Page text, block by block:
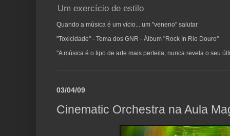
Um exercício de estilo
Quando a música é um vício... um "veneno" salutar
"Toxicidade" - Tema dos GNR - Álbum "Rock In Rio Douro"
"A música é o tipo de arte mais perfeita; nunca revela o seu
03/04/09
Cinematic Orchestra na Aula